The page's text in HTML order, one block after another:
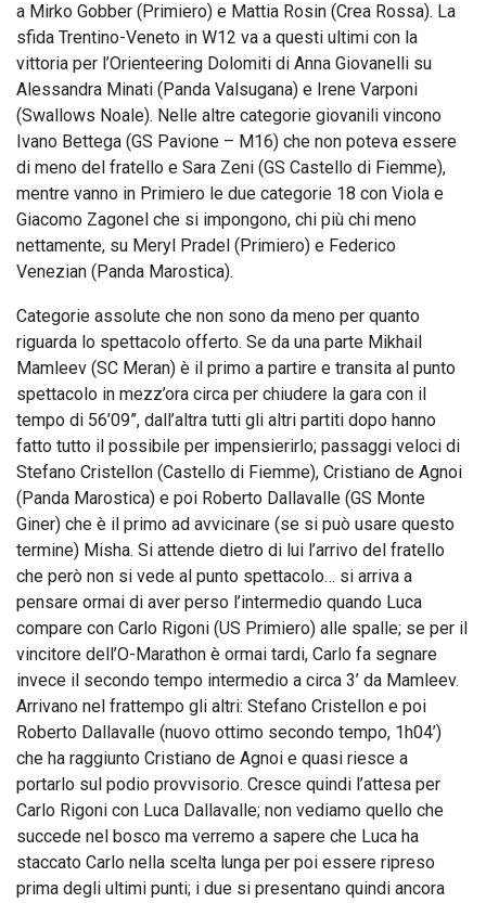
a Mirko Gobber (Primiero) e Mattia Rosin (Crea Rossa). La
sfida Trentino-Veneto in W12 va a questi ultimi con la
vittoria per l’Orienteering Dolomiti di Anna Giovanelli su
Alessandra Minati (Panda Valsugana) e Irene Varponi
(Swallows Noale). Nelle altre categorie giovanili vincono
Ivano Bettega (GS Pavione – M16) che non poteva essere
di meno del fratello e Sara Zeni (GS Castello di Fiemme),
mentre vanno in Primiero le due categorie 18 con Viola e
Giacomo Zagonel che si impongono, chi più chi meno
nettamente, su Meryl Pradel (Primiero) e Federico
Venezian (Panda Marostica).
Categorie assolute che non sono da meno per quanto
riguarda lo spettacolo offerto. Se da una parte Mikhail
Mamleev (SC Meran) è il primo a partire e transita al punto
spettacolo in mezz’ora circa per chiudere la gara con il
tempo di 56’09”, dall’altra tutti gli altri partiti dopo hanno
fatto tutto il possibile per impensierirlo; passaggi veloci di
Stefano Cristellon (Castello di Fiemme), Cristiano de Agnoi
(Panda Marostica) e poi Roberto Dallavalle (GS Monte
Giner) che è il primo ad avvicinare (se si può usare questo
termine) Misha. Si attende dietro di lui l’arrivo del fratello
che però non si vede al punto spettacolo… si arriva a
pensare ormai di aver perso l’intermedio quando Luca
compare con Carlo Rigoni (US Primiero) alle spalle; se per il
vincitore dell’O-Marathon è ormai tardi, Carlo fa segnare
invece il secondo tempo intermedio a circa 3’ da Mamleev.
Arrivano nel frattempo gli altri: Stefano Cristellon e poi
Roberto Dallavalle (nuovo ottimo secondo tempo, 1h04’)
che ha raggiunto Cristiano de Agnoi e quasi riesce a
portarlo sul podio provvisorio. Cresce quindi l’attesa per
Carlo Rigoni con Luca Dallavalle; non vediamo quello che
succede nel bosco ma verremo a sapere che Luca ha
staccato Carlo nella scelta lunga per poi essere ripreso
prima degli ultimi punti; i due si presentano quindi ancora